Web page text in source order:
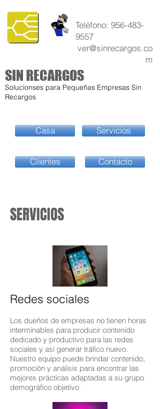
Teléfono: 956-483-
9557
ver@sinrecargos.co
m
SIN RECARGOS
Solucionses para Pequeñas Empresas Sin
Recargos
Casa Servicios
Clientes Contacto
SERVICIOS
Redes sociales
Los dueños de empresas no tienen horas
interminables para producir contenido
dedicado y productivo para las redes
sociales y así generar tráfico nuevo.
Nuestro equipo puede brindar contenido,
promoción y análisis para encontrar las
mejores prácticas adaptadas a su grupo
demográfico objetivo.